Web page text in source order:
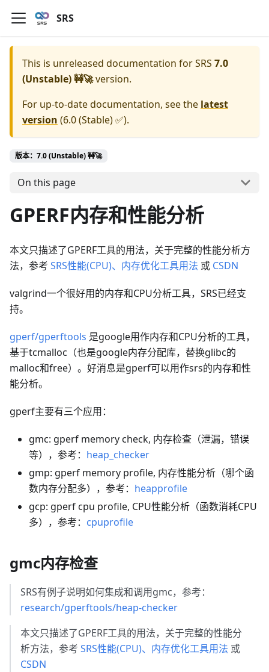
SRS
This is unreleased documentation forSRS 7.0
(Unstable) 🚧🚀version.
For up-to-date documentation, see the latest
version (6.0 (Stable) ✅).
版本：7.0 (Unstable) 🚧🚀
On this page
GPERF内存和性能分析
本文只描述了GPERF工具的用法，关于完整的性能分析方
法，参考 SRS性能(CPU)、内存优化工具用法 或 CSDN
valgrind一个很好用的内存和CPU分析工具，SRS已经支
持。
gperf/gperftools 是google用作内存和CPU分析的工具，
基于tcmalloc（也是google内存分配库，替换glibc的
malloc和free）。好消息是gperf可以用作srs的内存和性
能分析。
gperf主要有三个应用：
gmc: gperf memory check, 内存检查（泄漏，错误
等），参考： heap_checker
gmp: gperf memory profile, 内存性能分析（哪个函
数内存分配多），参考： heapprofile
gcp: gperf cpu profile, CPU性能分析（函数消耗CPU
多），参考： cpuprofile
gmc内存检查
SRS有例子说明如何集成和调用gmc，参考：
research/gperftools/heap-checker
本文只描述了GPERF工具的用法，关于完整的性能分
析方法，参考 SRS性能(CPU)、内存优化工具用法 或
CSDN